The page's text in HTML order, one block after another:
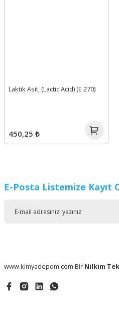
Laktik Asit, (Lactic Acid) (E 270)
450,25 ₺
E-Posta Listemize Kayıt
www.kimyadepom.com Bir Nilkim